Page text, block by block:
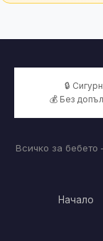
🔒
💰 Без
Всичко за
Начало